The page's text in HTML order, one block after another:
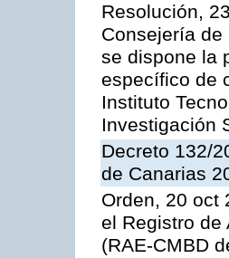
Resolución,
Consejería
se dispone la
específico de
Instituto
Investigación
Decreto 132/
de Canarias
Orden, 20 oct
el Registro de
(RAE-CMBD